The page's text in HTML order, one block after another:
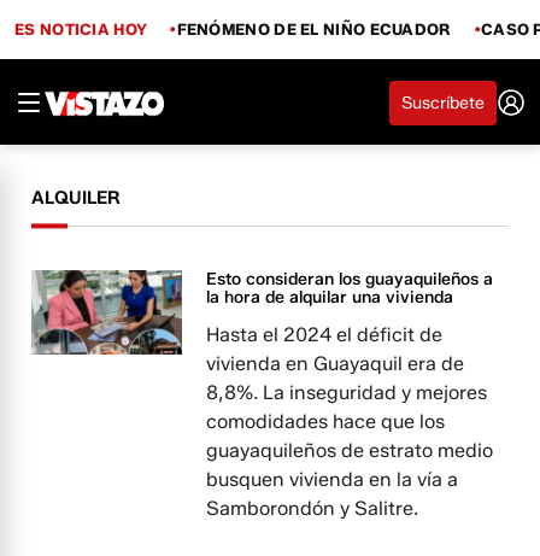
ES NOTICIA HOY FENÓMENO DE EL NIÑO ECUADOR CASO
Suscríbete
ALQUILER
Esto consideran los guayaquileños a
la hora de alquilar una vivienda
Hasta el 2024 el déficit de
vivienda en Guayaquil era de
8,8%. La inseguridad y mejores
comodidades hace que los
guayaquileños de estrato medio
busquen vivienda en la vía a
Samborondón y Salitre.